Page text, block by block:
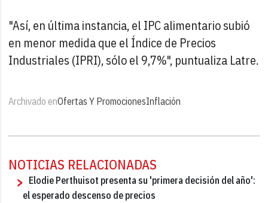
"Así, en última instancia, el IPC alimentario subió
en menor medida que el Índice de Precios
Industriales (IPRI), sólo el 9,7%", puntualiza Latre.
Archivado enOfertas Y PromocionesInflación
NOTICIAS RELACIONADAS
Elodie Perthuisot presenta su 'primera decisión del año':
el esperado descenso de precios